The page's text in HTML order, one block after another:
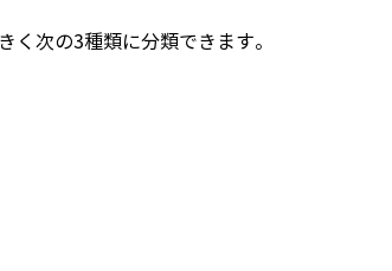
く次の3種類に分類できます。